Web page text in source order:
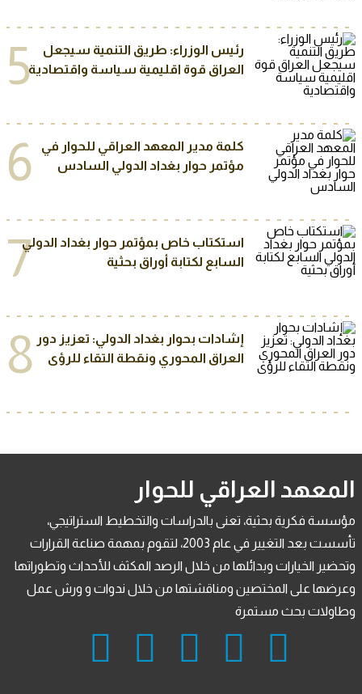
5
رئيس الوزراء: طريق التنمية سيجعل
العراق قوة اقليمية سياسة واقتصادية
6
كلمة مدير المعهد العراقي للحوار في
مؤتمر حوار بغداد الدولي السادس
7استكتاب خاص بمؤتمر حوار بغداد الدولي
السابع لكتابة أوراق بحثية
8 إشادات بحوار بغداد الدولي: تعزيز دور
العراق المحوري ونقطة التقاء للرؤى
المعهد العراقي للحوار
مؤسسة فكرية بحثية، تعنى بالدراسات والتخطيط الستراتيجي،
تأسست بعد التغيير في عام 2003، لتقوم بمهمة صناعة القرارات
وتحضير الخيارات وبدائلها من خلال الرصد المكثف للأحداث وتطوراتها
وعرضها على المختصين ومناقشتها من خلال ندوات و ورش عمل
وطاولات بحث مستمرة